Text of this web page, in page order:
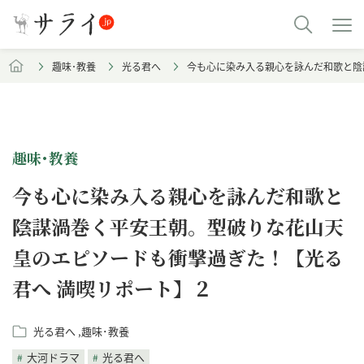
趣味･教養 光る君へ 今も心に染み入る親心を詠んだ和歌と
趣味･教養
今も心に染み入る親心を詠んだ和歌と
陰謀渦巻く平安王朝。型破りな花山天
皇のエピソードも衝撃過ぎた！【光る
君へ 満喫リポート】２
光る君へ 趣味･教養
大河ドラマ
光る君へ